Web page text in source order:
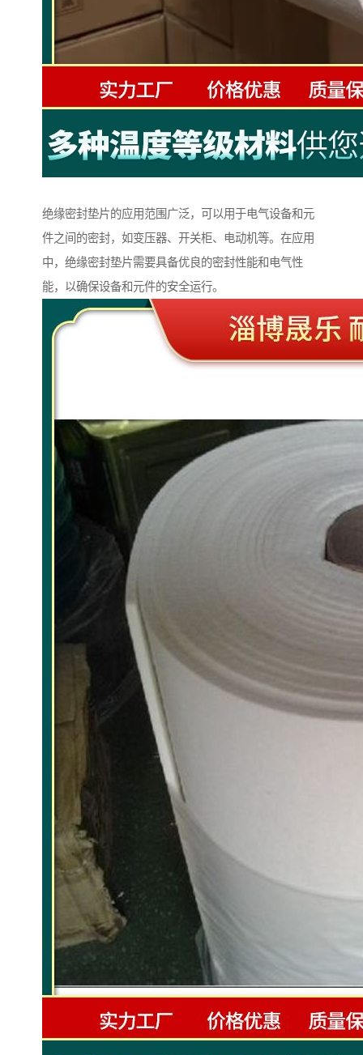
绝缘密封垫片的应用范围广泛，可以用于电气设备和元
件之间的密封，如变压器、开关柜、电动机等。在应用
中，绝缘密封垫片需要具备优良的密封性能和电气性
能，以确保设备和元件的安全运行。